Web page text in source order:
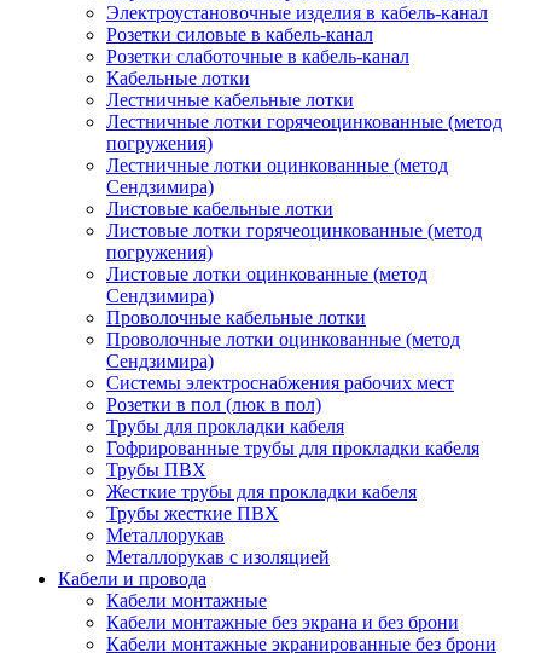
Электроустановочные изделия в кабель-канал
Розетки силовые в кабель-канал
Розетки слаботочные в кабель-канал
Кабельные лотки
Лестничные кабельные лотки
Лестничные лотки горячеоцинкованные (метод
погружения)
Лестничные лотки оцинкованные (метод
Сендзимира)
Листовые кабельные лотки
Листовые лотки горячеоцинкованные (метод
погружения)
Листовые лотки оцинкованные (метод
Сендзимира)
Проволочные кабельные лотки
Проволочные лотки оцинкованные (метод
Сендзимира)
Системы электроснабжения рабочих мест
Розетки в пол (люк в пол)
Трубы для прокладки кабеля
Гофрированные трубы для прокладки кабеля
Трубы ПВХ
Жесткие трубы для прокладки кабеля
Трубы жесткие ПВХ
Металлорукав
Металлорукав с изоляцией
Кабели и провода
Кабели монтажные
Кабели монтажные без экрана и без брони
Кабели монтажные экранированные без брони